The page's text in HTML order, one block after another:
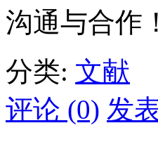
沟通与合作！
分类: 文献
评论 (0) 发